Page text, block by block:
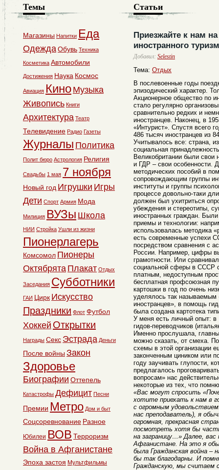
Статьи
Приезжайте к нам
иностранного
Добавил: Selestin
Тема: Отдых
В послевоенные годы
эпизодический характер.
Акционерное общество по
стало регулярно
сравнительно редких и
иностранцев. Наконец, в
«Интурист». Спустя всего
486 тысяч иностранцев из
Учитывалось все: страна,
социальная
Великобритании были
и ГДР – свои особенности.
методических пособий в
сопровождающим группы
институты и группы
процессе довольно-таки
должен был ухитриться
убеждения и стереотипы,
иностранных граждан.
приемы и технологии:
использовалась методика
есть современные успехи
посредством сравнения с
России. Например, цифры
грамотности. Или
социальной сферы в СССР
платным, недоступным
бесплатная профсоюзная
картошки в год по очень
уделялось так называемым
иностранцев», в помощь
была создана картотека
У меня есть личный опыт:
гидов-переводчиков
Именно прослушала,
можно сказать, от смеха.
схемы в этой организации
законченным циником или
году заучивать глупости,
предлагалось
вопросам» нас
некоторые из тех, что
«Вас могут спросить
хотите приехать к нам в
с огромным
нас преподаватель), я
огромная, прекрасная
посмотреть хотя бы
на заграницу…» Далее,
Афганистане. На это я
была Гражданская война –
бы так благодарны. И
Гражданскую, мы считаем
Темы
Магазины Напитки Еда
ОдеждаОбувь Техника
Косметика Автомобили
Достижения Наука Космос
Авиация Кино Музыка
Живопись Книги
Архитектура Театр
Телевидение Радио Газеты
Журналы Политика
Полит бюро Астрология Религия
Свадьбы 1 мая 7 ноября
Новый год Игрушки Игры
Дети Спорт Армия Мода
Милиция ВУЗы Школа
НИИ Стройка Ушли из жизни
Пионерлагерь
Комсомол Пионеры
Октябрята Плакат Отдых
Заседания Субботники
ГАИ Цирк Искусство
Праздники Флот Футбол
Хоккей Открытки
Награды Секс Эстрада Деньги
После войны Закон
Здоровье
Биографии Оттепель
Катастрофы Дефицит Песни
Премии Метро Дом и быт
Соцсоревнование Разное
Юбилеи ВОВ Терроризм
Война в Афганистане
Эпоха застоя Мультфильмы